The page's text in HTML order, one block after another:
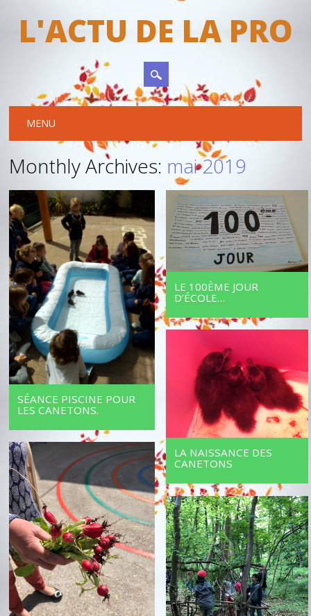
L'ACTU DE LA PRO
Main menu
MENU
Monthly Archives: mai 2019
SÉANCE PISCINE POUR
LES CANETONS.
LE 100ÈME JOUR
D’ÉCOLE…
LA NAISSANCE DES
CANETONS